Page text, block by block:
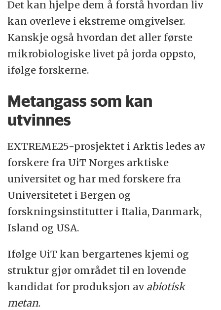
Det kan hjelpe dem å forstå hvordan liv
kan overleve i ekstreme omgivelser.
Kanskje også hvordan det aller første
mikrobiologiske livet på jorda oppsto,
ifølge forskerne.
Metangass som kan
utvinnes
EXTREME25-prosjektet i Arktis ledes av
forskere fra UiT Norges arktiske
universitet og har med forskere fra
Universitetet i Bergen og
forskningsinstitutter i Italia, Danmark,
Island og USA.
Ifølge UiT kan bergartenes kjemi og
struktur gjør området til en lovende
kandidat for produksjon av abiotisk
metan.